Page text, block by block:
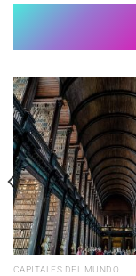
CAPITALES DEL MUNDO